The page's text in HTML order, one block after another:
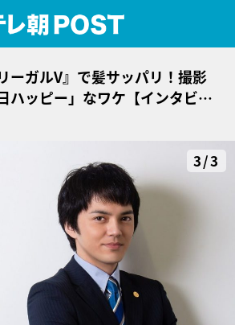
ーガルV』で髪サッパリ！撮影
ハッピー」なワケ【インタビュ
3/3